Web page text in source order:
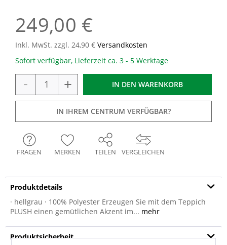
249,00 €
Inkl. MwSt. zzgl. 24,90 € Versandkosten
Sofort verfügbar, Lieferzeit ca. 3 - 5 Werktage
- + IN DEN WARENKORB
IN IHREM CENTRUM VERFÜGBAR?
VERGLEICHEN
FRAGEN MERKEN TEILEN
Produktdetails
· hellgrau · 100% Polyester Erzeugen Sie mit dem Teppich
PLUSH einen gemütlichen Akzent im... mehr
Produktsicherheit